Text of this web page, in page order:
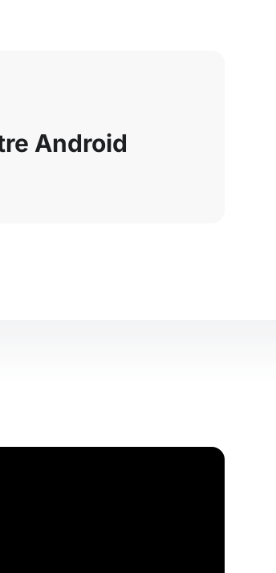
Android